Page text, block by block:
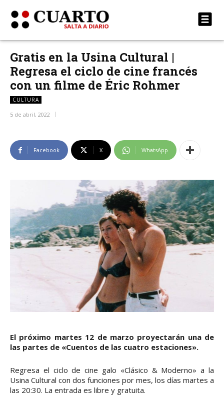
Gratis en la Usina Cultural |
Regresa el ciclo de cine francés
con un filme de Éric Rohmer
CULTURA
5 de abril, 2022
Facebook X WhatsApp
El próximo martes 12 de marzo proyectarán una de
las partes de «Cuentos de las cuatro estaciones».
Regresa el ciclo de cine galo «Clásico & Moderno» a la
Usina Cultural con dos funciones por mes, los días martes a
las 20:30. La entrada es libre y gratuita.